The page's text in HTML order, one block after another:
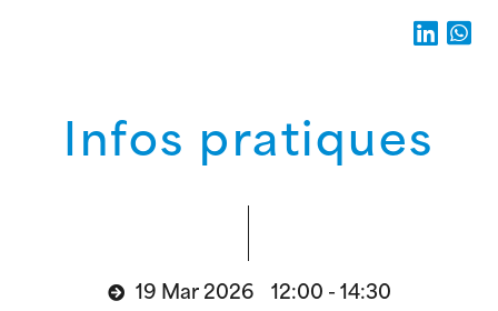
Infos pratiques
19 Mar 2026 12:00 - 14:30